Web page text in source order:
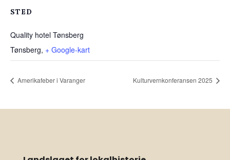
STED
Quality hotel Tønsberg
Tønsberg, + Google-kart
Amerikafeber i Varanger Kulturvernkonferansen 2025